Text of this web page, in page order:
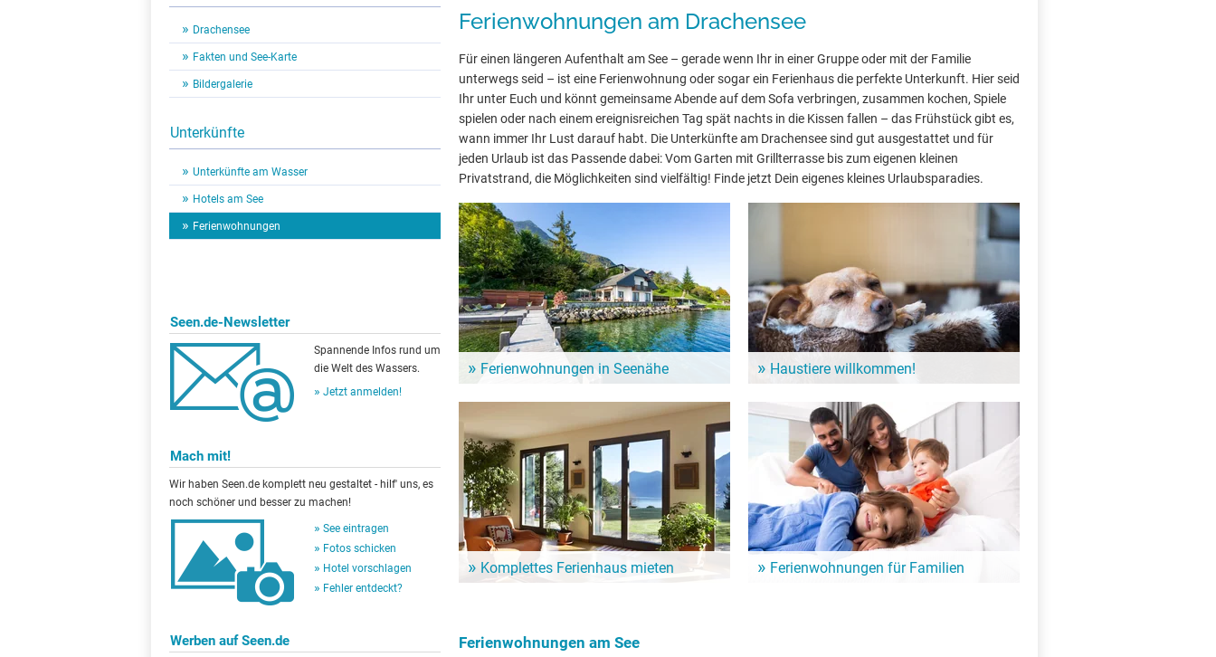
Drachensee
Fakten und See-Karte
Bildergalerie
Unterkünfte
Unterkünfte am Wasser
Hotels am See
Ferienwohnungen
Seen.de-Newsletter
Spannende Infos rund um
die Welt des Wassers.
Jetzt anmelden!
Mach mit!
Wir haben Seen.de komplett neu gestaltet - hilf' uns, es
noch schöner und besser zu machen!
See eintragen
Fotos schicken
Hotel vorschlagen
Fehler entdeckt?
Werben auf Seen.de
Ferienwohnungen am Drachensee
Für einen längeren Aufenthalt am See – gerade wenn Ihr in einer Gruppe oder mit der Familie
unterwegs seid – ist eine Ferienwohnung oder sogar ein Ferienhaus die perfekte Unterkunft. Hier seid
Ihr unter Euch und könnt gemeinsame Abende auf dem Sofa verbringen, zusammen kochen, Spiele
spielen oder nach einem ereignisreichen Tag spät nachts in die Kissen fallen – das Frühstück gibt es,
wann immer Ihr Lust darauf habt. Die Unterkünfte am Drachensee sind gut ausgestattet und für
jeden Urlaub ist das Passende dabei: Vom Garten mit Grillterrasse bis zum eigenen kleinen
Privatstrand, die Möglichkeiten sind vielfältig! Finde jetzt Dein eigenes kleines Urlaubsparadies.
Ferienwohnungen in Seenähe
See sind eine günstige Alternative für den nächsten
Haustiere willkommen!
haben. Es gibt zahlreiche Unterkünfte am See in
denen auch der Hund willkommen ist.
Komplettes Ferienhaus mieten Ferienwohnungen für Familien
Ferienwohnungen am See